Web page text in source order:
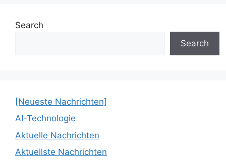
Search
Search
[Neueste Nachrichten]
AI-Technologie
Aktuelle Nachrichten
Aktuellste Nachrichten